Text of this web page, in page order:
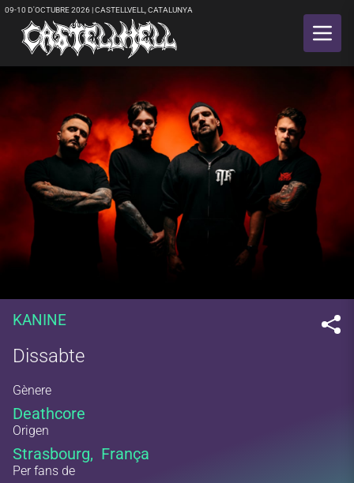
09-10 D'OCTUBRE 2026 | CASTELLVELL, CATALUNYA
KANINE
Dissabte
Gènere
Deathcore
Origen
Strasbourg, França
Per fans de